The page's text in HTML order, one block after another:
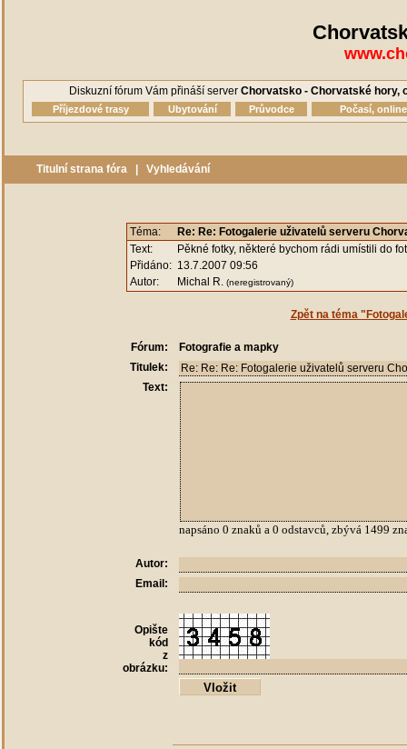
Diskuzní fórum Vám přináší server Chorvatsko - Chorvatské hory,
Příjezdové trasy Ubytování Průvodce Počasí,
Titulní strana fóra Vyhledávání
Téma:
Re: Re: Fotogalerie uživatelů serveru
Text:
Pěkné fotky, některé bychom rádi umístili do
Přidáno: 13.7.2007 09:56
Autor:
Michal R. (neregistrovaný)
Zpět na téma
Fórum:
Fotografie a mapky
Titulek:
Text:
napsáno 0 znaků a 0 odstavců, zbývá 1499
Autor:
Email:
Opište
kód
z
obrázku: